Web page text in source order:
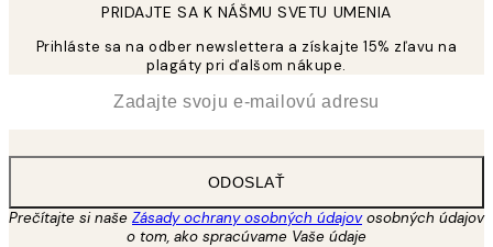
PRIDAJTE SA K NÁŠMU SVETU UMENIA
Prihláste sa na odber newslettera a získajte 15% zľavu na
plagáty pri ďalšom nákupe.
ODOSLAŤ
Prečítajte si naše Zásady ochrany osobných údajovosobných údajov
o tom, ako spracúvame Vaše údaje